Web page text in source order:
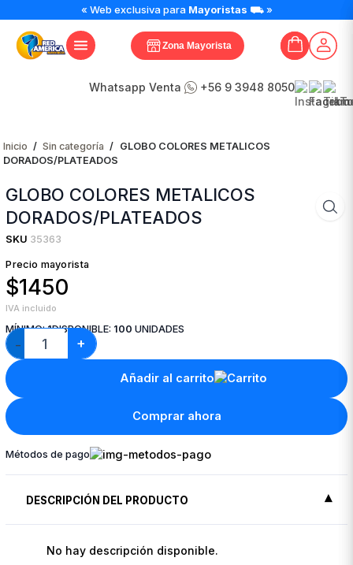
« Web exclusiva para Mayoristas ⛟ »
Zona Mayorista
Whatsapp Venta +56 9 3948 8050
Inicio / Sin categoría / GLOBO COLORES METALICOS
DORADOS/PLATEADOS
GLOBO COLORES METALICOS
DORADOS/PLATEADOS
SKU 35363
Precio mayorista
$1450
IVA incluido
MÍNIMO:1DISPONIBLE: 100 UNIDADES
−
COLORES
METALICOS
DORADOS/PLATEADOS
+
Añadir al carrito
Comprar ahora
Métodos de pago
DESCRIPCIÓN DEL PRODUCTO
No hay descripción disponible.